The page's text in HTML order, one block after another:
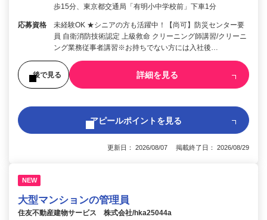
歩15分、東京都交通局「有明小中学校前」下車1分
応募資格
未経験OK ★シニアの方も活躍中！【尚可】防災センター要
員 自衛消防技術認定 上級救命 クリーニング師講習/クリーニ
ング業務従事者講習※お持ちでない方には入社後…
後で見る 詳細を見る
アピールポイントを見る
更新日： 2026/08/07 掲載終了日： 2026/08/29
NEW
大型マンションの管理員
住友不動産建物サービス 株式会社/hka25044a